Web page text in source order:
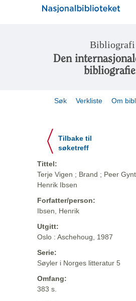
Bibliografi
Den
Søk Verkliste Om
Tilbake til
søketreff
Tittel:
Terje Vigen ; Brand ; Peer
Henrik Ibsen
Forfatter/person:
Ibsen, Henrik
Utgitt:
Oslo : Aschehoug, 1987
Serie:
Søyler i Norges litteratur 5
Omfang:
383 s.